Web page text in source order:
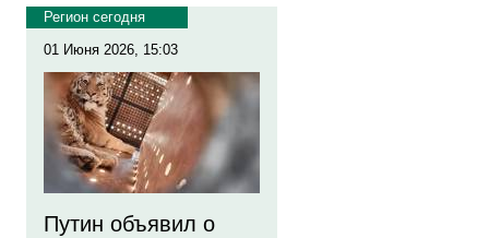
Регион сегодня
01 Июня 2026, 15:03
Путин объявил о